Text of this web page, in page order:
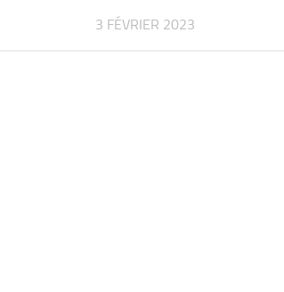
3 FÉVRIER 2023